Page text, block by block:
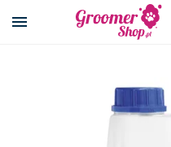
Przejdź na stronę główną
Przejdź na koniec galerii